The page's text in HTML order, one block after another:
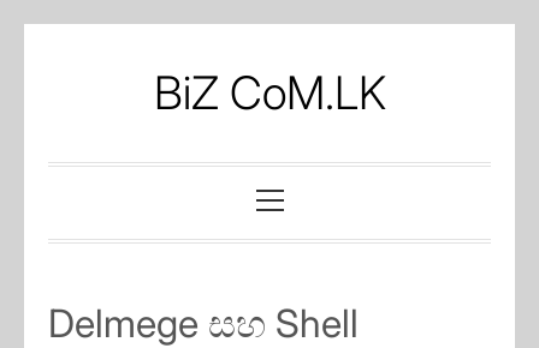
BiZ CoM.LK
Menu
Delmege සහ Shell